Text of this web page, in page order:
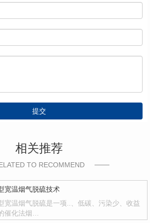
提交
相关推荐
TO RECOMMEND
宽温烟气脱硫技术
宽温烟气脱硫是一项..、低碳、污染少、收益
催化法烟…